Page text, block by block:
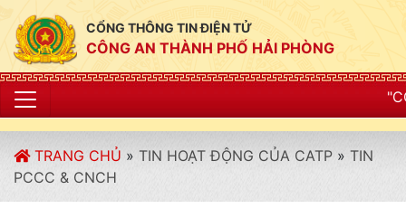
CỔNG THÔNG TIN ĐIỆN TỬ
CÔNG AN THÀNH PHỐ HẢI PHÒNG
"CÔNG AN THÀNH
TRANG CHỦ » TIN HOẠT ĐỘNG CỦA CATP » TIN
PCCC & CNCH